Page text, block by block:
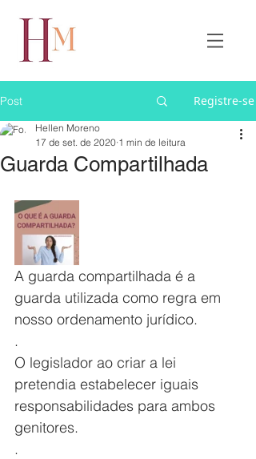
Post Registre-se
Guarda Compartilhada
Hellen Moreno
17 de set. de 2020 1 min de leitura
A guarda compartilhada é a
guarda utilizada como regra em
nosso ordenamento jurídico.
.
O legislador ao criar a lei
pretendia estabelecer iguais
responsabilidades para ambos
genitores.
.